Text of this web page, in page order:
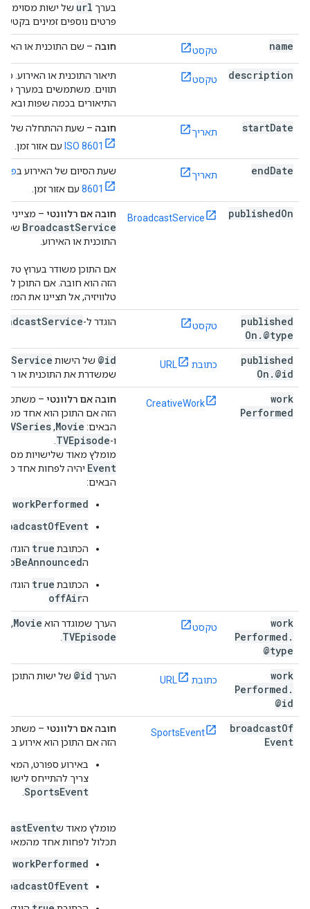
בערך url של ישות מסוימת
פרטים נוספים זמינים בקטע
name טקסט חובה – שם התוכנית או
description
טקסט
תווים. משתמשים במערך
התיאורים בכמה שפות
startDate תאריך חובה – שעת ההתחלה של
ISO 8601 עם אזור זמן.
endDate תאריך
שעת הסיום של האירוע ב
8601 עם אזור זמן.
publishedOn
BroadcastService חובה אם רלוונטי – מציינים
BroadcastService
התוכנית או האירוע.
אם התוכן משודר בערוץ
הזה הוא חובה. אם התוכן לא
טלוויזיה, אל תציינו את
published
On . @type
טקסט הוגדר ל-Service
published
On . @id
כתובת URL @id של הישות Service
שמשדרת את התוכנית או
work
Performed
CreativeWork חובה אם רלוונטי –
הזה אם התוכן הוא אחד
הבאים: Movie
,‏
TVSeries
ו-TVEpisode
מומלץ מאוד שלישויות מסוג
Event יהיה לפחות אחד
הבאים:
workPerformed
הכתובת true
ה
הכתובת true
הoffAir
work
Performed .
@type
טקסט הערך שמוגדר הוא Movie
, ‏
TVEpisode
work
Performed .
@id
כתובת URL הערך @id של ישות התוכן.
broadcastOf
Event
SportsEvent חובה אם רלוונטי –
הזה אם התוכן הוא אירוע
באירוע ספורט,
צריך להתייחס לישות
SportsEvent
מומלץ מאוד שEvent
תכלול לפחות אחד
workPerformed